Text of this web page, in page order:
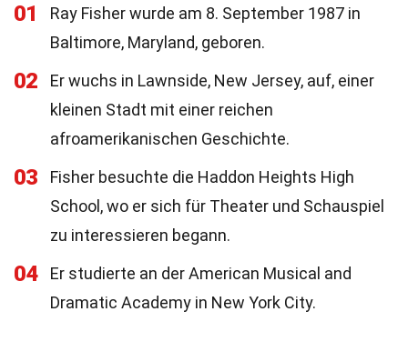
01
Ray Fisher wurde am 8. September 1987 in
Baltimore, Maryland, geboren.
02
Er wuchs in Lawnside, New Jersey, auf, einer
kleinen Stadt mit einer reichen
afroamerikanischen Geschichte.
03
Fisher besuchte die Haddon Heights High
School, wo er sich für Theater und Schauspiel
zu interessieren begann.
04
Er studierte an der American Musical and
Dramatic Academy in New York City.